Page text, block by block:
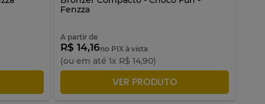
Fenzza
A partir de
R$ 14,16no PIX à vista
(ou em até1x R$ 14,90)
ADICIONAR À SACOLA
VER PRODUTO